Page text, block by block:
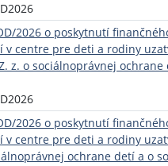
2026 o poskytnutí
centre pre deti a rodiny
z. o sociálnoprávnej
2026 o poskytnutí
centre pre deti a rodiny
ochrane detí a o